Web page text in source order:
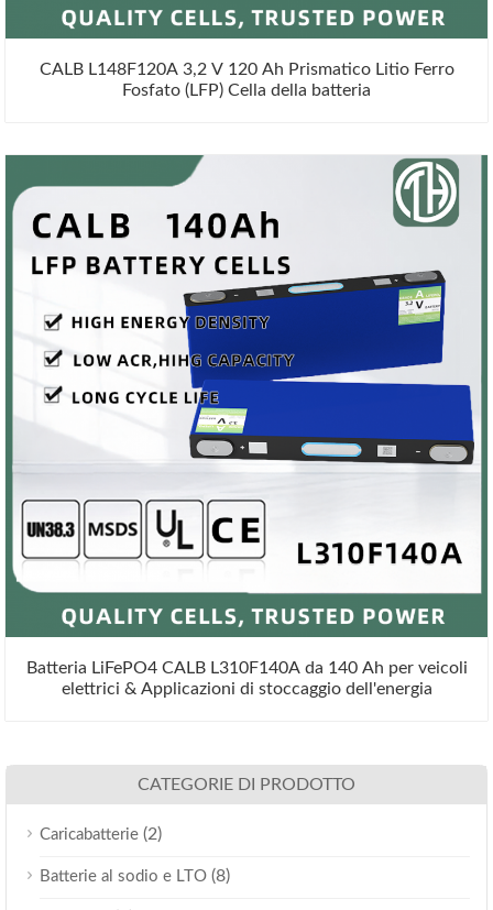
CALB L148F120A 3,2 V 120 Ah Prismatico Litio Ferro
Fosfato (LFP) Cella della batteria
Batteria LiFePO4 CALB L310F140A da 140 Ah per veicoli
elettrici & Applicazioni di stoccaggio dell'energia
CATEGORIE DI PRODOTTO
Caricabatterie (2)
Batterie al sodio e LTO (8)